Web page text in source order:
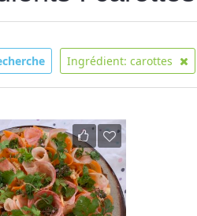
Ingrédient: carottes